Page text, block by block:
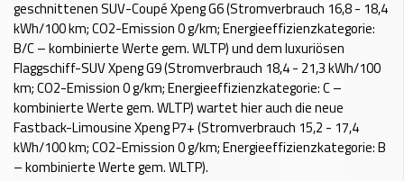
geschnittenen SUV-Coupé Xpeng G6 (Stromverbrauch 16,8 - 18,4
kWh/100 km; CO2-Emission 0 g/km; Energieeffizienzkategorie:
B/C – kombinierte Werte gem. WLTP) und dem luxuriösen
Flaggschiff-SUV Xpeng G9 (Stromverbrauch 18,4 - 21,3 kWh/100
km; CO2-Emission 0 g/km; Energieeffizienzkategorie: C –
kombinierte Werte gem. WLTP) wartet hier auch die neue
Fastback-Limousine Xpeng P7+ (Stromverbrauch 15,2 - 17,4
kWh/100 km; CO2-Emission 0 g/km; Energieeffizienzkategorie: B
– kombinierte Werte gem. WLTP).